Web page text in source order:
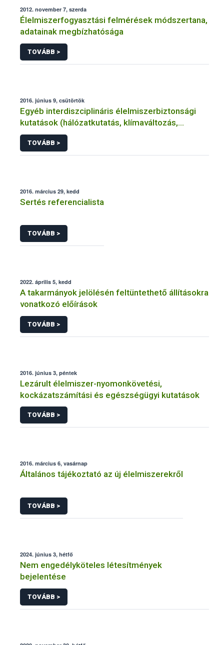
2012. november 7, szerda
Élelmiszerfogyasztási felmérések módszertana,
adatainak megbízhatósága
TOVÁBB >
2016. június 9, csütörtök
Egyéb interdiszciplináris élelmiszerbiztonsági
kutatások (hálózatkutatás, klímaváltozás,
járványtan) referencialistája
TOVÁBB >
2016. március 29, kedd
Sertés referencialista
TOVÁBB >
2022. április 5, kedd
A takarmányok jelölésén feltüntethető állításokra
vonatkozó előírások
TOVÁBB >
2016. június 3, péntek
Lezárult élelmiszer-nyomonkövetési,
kockázatszámítási és egészségügyi kutatások
TOVÁBB >
2016. március 6, vasárnap
Általános tájékoztató az új élelmiszerekről
TOVÁBB >
2024. június 3, hétfő
Nem engedélyköteles létesítmények
bejelentése
TOVÁBB >